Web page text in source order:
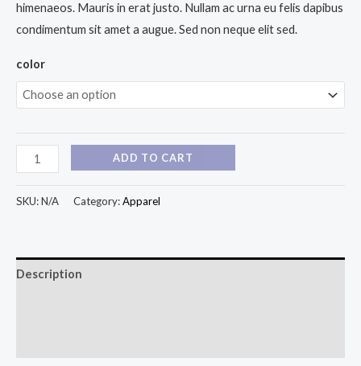
himenaeos. Mauris in erat justo. Nullam ac urna eu felis dapibus
condimentum sit amet a augue. Sed non neque elit sed.
color
ADD TO CART
SKU:N/A Category:Apparel
Description